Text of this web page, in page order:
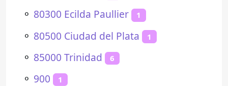
⚬ 80300 Ecilda Paullier 1
⚬ 80500 Ciudad del Plata 1
⚬ 85000 Trinidad 6
⚬ 900 1